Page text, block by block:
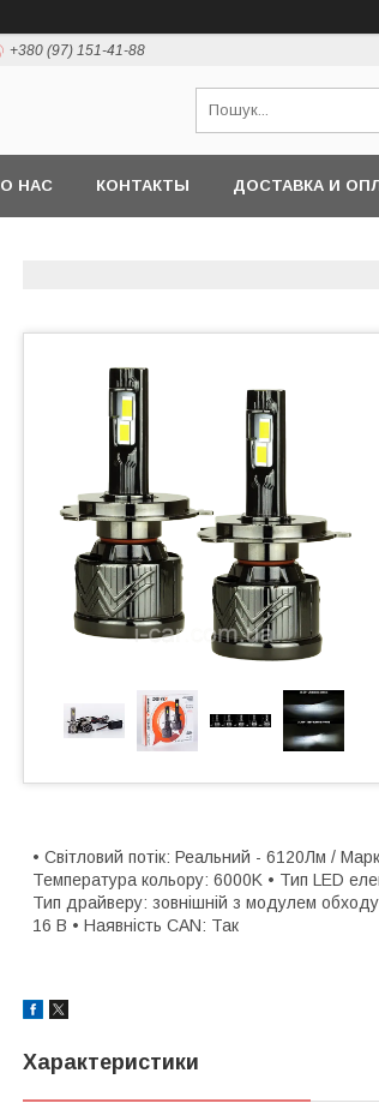
+380 (97) 151-41-88
О НАС КОНТАКТЫ ДОСТАВКА И
• Світловий потік: Реальний - 6120Лм /
Температура кольору: 6000K • Тип LED
Тип драйверу: зовнішній з модулем
16 В • Наявність CAN: Так
Характеристики